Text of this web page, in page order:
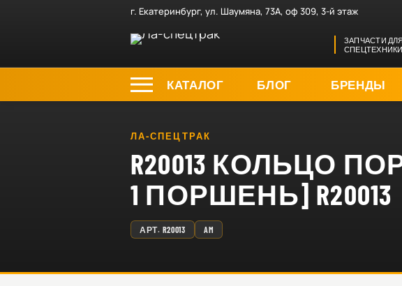
г. Екатеринбург, ул. Шаумяна, 73А, оф 309, 3-й этаж
ЗАПЧАСТИ ДЛЯ
СПЕЦТЕХНИКИ
КАТАЛОГ БЛОГ БРЕНДЫ
ЛА-СПЕЦТРАК
R20013 КОЛЬЦО
1 ПОРШЕНЬ] R20013
АРТ. R20013 AM